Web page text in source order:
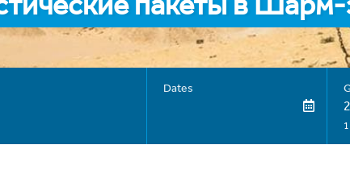
Dates